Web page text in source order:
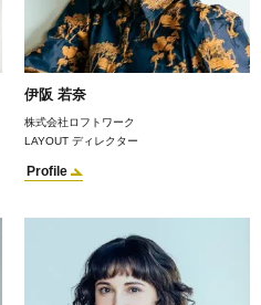
伊阪 若奈
株式会社ロフトワーク
LAYOUT ディレクター
Profile